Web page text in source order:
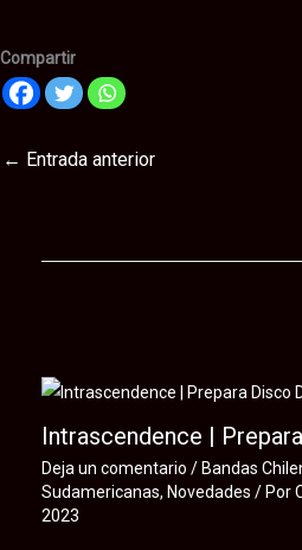
Compartir
← Entrada anterior
Intrascendence |
Deja un comentario / Bandas
Sudamericanas, Novedades / Por
2023